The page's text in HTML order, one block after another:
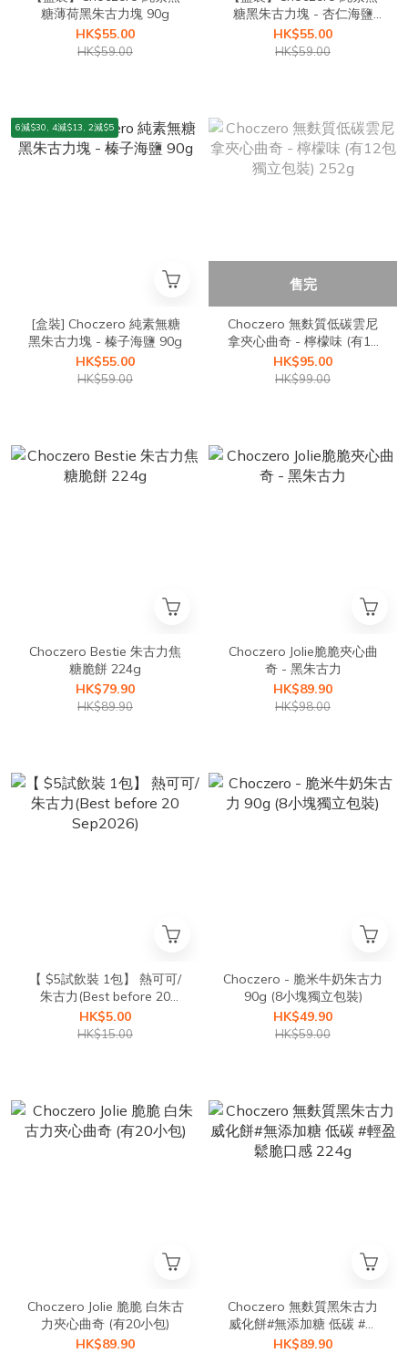
糖薄荷黑朱古力塊 90g
HK$55.00
HK$59.00
糖黑朱古力塊 - 杏仁海鹽
90g
HK$55.00
HK$59.00
6減$30, 4減$13, 2減$5
[盒裝] Choczero 純素無糖
黑朱古力塊 - 榛子海鹽 90g
HK$55.00
HK$59.00
售完
Choczero 無麩質低碳雲尼
拿夾心曲奇 - 檸檬味 (有12
包獨立包裝) 252g
HK$95.00
HK$99.00
Choczero Bestie 朱古力焦
糖脆餅 224g
HK$79.90
HK$89.90
Choczero Jolie脆脆夾心曲
奇 - 黑朱古力
HK$89.90
HK$98.00
【 $5試飲裝 1包】 熱可可/
朱古力(Best before 20
Sep2026)
HK$5.00
HK$15.00
Choczero - 脆米牛奶朱古力
90g (8小塊獨立包裝)
HK$49.90
HK$59.00
Choczero Jolie 脆脆 白朱古
力夾心曲奇 (有20小包)
HK$89.90
Choczero 無麩質黑朱古力
威化餅#無添加糖 低碳 #輕
盈鬆脆口感 224g
HK$89.90